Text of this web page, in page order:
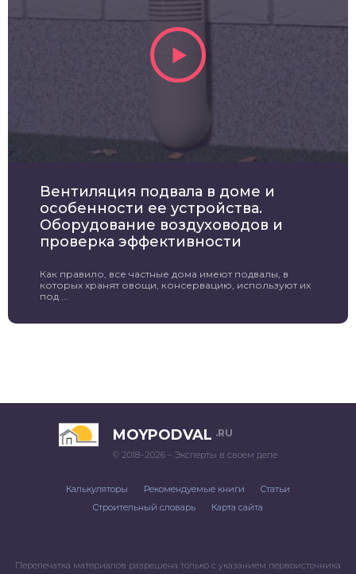
Вентиляция подвала в доме и
особенности ее устройства.
Оборудование воздуховодов и
проверка эффективности
Как правило, все частные дома имеют подвалы, в
которых хранят овощи, консервацию, используют их
под ...
MOYPODVAL .RU
© 2018–2026 – Эксперты в своем деле
Калькуляторы Рекомендуемые книги
Статьи
Строительный словарь
Карта сайта
Перепечатка материалов разрешена только с указанием первоисточника